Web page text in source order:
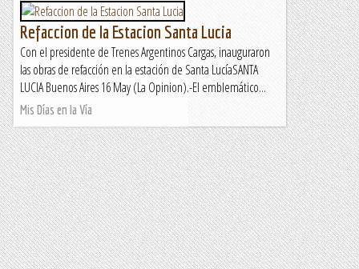
Refaccion de la Estacion Santa Lucia
Con el presidente de Trenes Argentinos Cargas, inauguraron
las obras de refacción en la estación de Santa LucíaSANTA
LUCIA Buenos Aires 16 May (La Opinion).-El emblemático...
Mis Días en la Vía